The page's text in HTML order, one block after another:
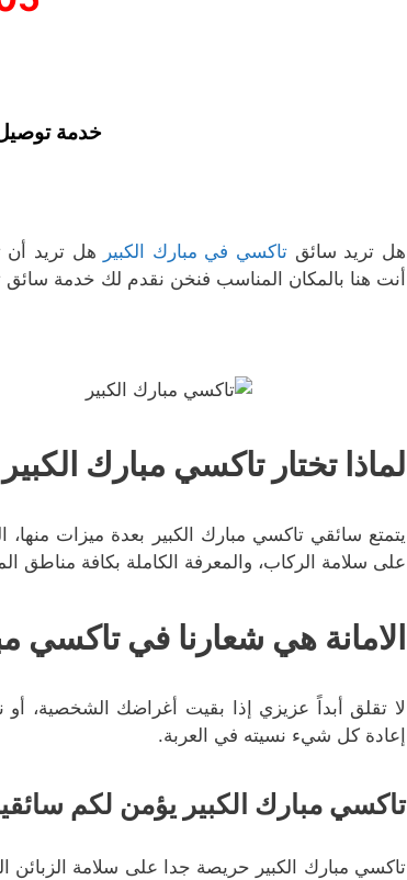
خدمة
هل تريد سائق تاكسي في مبارك الكبير هل تريد أن
أنت هنا بالمكان المناسب فنخن نقدم لك خدمة
لماذا تختار تاكسي مبارك الكبير
يتمتع سائقي تاكسي مبارك الكبير بعدة ميزات منها،
على سلامة الركاب، والمعرفة الكاملة بكافة مناطق
الامانة هي شعارنا في تاكسي
لا تقلق أبداً عزيزي إذا بقيت أغراضك الشخصية، أو
إعادة كل شيء نسيته في العربة.
تاكسي مبارك الكبير يؤمن لكم
تاكسي مبارك الكبير حريصة جدا على سلامة الزبائن